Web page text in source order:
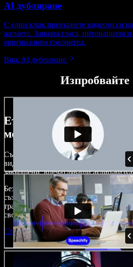
AI дублиране
С един клик превърнете видеото си
желаете. Запазва гласа, интонацията
оригиналния говорител.
Виж AI дублиране
Изпробвайте
Ето само малка част от
можете да правите със
Създавайте дублажи, добавяйте
видео без авторски права,
завършени, впечатляващи аудио-
Без крива на обучение и с достъп
създателите на съдържание вече
традиционните ограничения и да
свои креативни идеи.
Стартирай Studio